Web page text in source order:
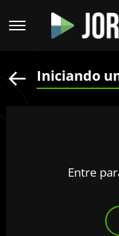
Iniciando
Entre